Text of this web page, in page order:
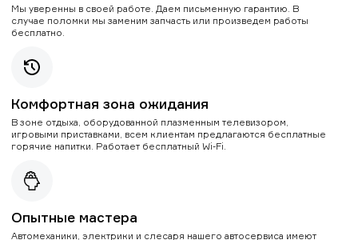
Мы уверенны в своей работе. Даем письменную гарантию. В
случае поломки мы заменим запчасть или произведем работы
бесплатно.
Комфортная зона ожидания
В зоне отдыха, оборудованной плазменным телевизором,
игровыми приставками, всем клиентам предлагаются бесплатные
горячие напитки. Работает бесплатный Wi-Fi.
Опытные мастера
Автомеханики, электрики и слесаря нашего автосервиса имеют